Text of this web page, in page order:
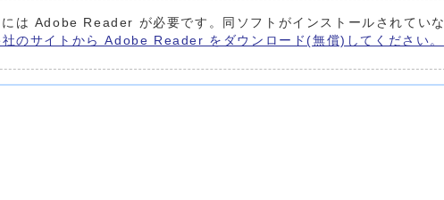
は Adobe Reader が必要です。同ソフトがインストールされていな
のサイトから Adobe Reader をダウンロード(無償)してください。